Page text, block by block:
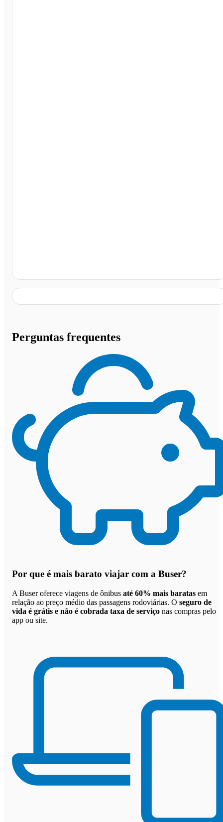
Perguntas frequentes
Por que é mais barato viajar com a Buser?
A Buser oferece viagens de ônibus até 60% mais baratas em
relação ao preço médio das passagens rodoviárias. O seguro de
vida é grátis e não é cobrada taxa de serviço nas compras pelo
app ou site.